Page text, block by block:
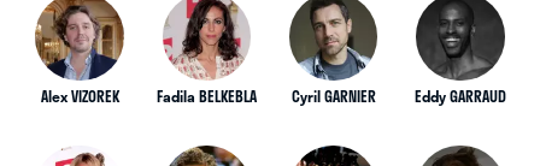
Alex VIZOREK Fadila BELKEBLA Cyril GARNIER Eddy GARRAUD